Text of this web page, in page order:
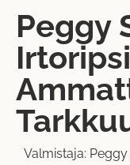
Peggy
Valmistaja: